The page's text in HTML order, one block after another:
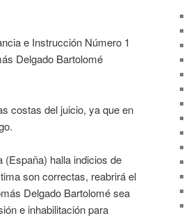
e Instrucción Número 1
Delgado Bartolomé
costas del juicio, ya que en
(España) halla indicios de
son correctas, reabrirá el
Delgado Bartolomé sea
e inhabilitación para